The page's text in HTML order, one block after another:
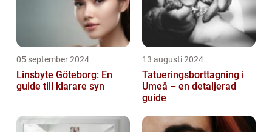
05 september 2024
Linsbyte Göteborg: En
guide till klarare syn
13 augusti 2024
Tatueringsborttagning i
Umeå – en detaljerad
guide